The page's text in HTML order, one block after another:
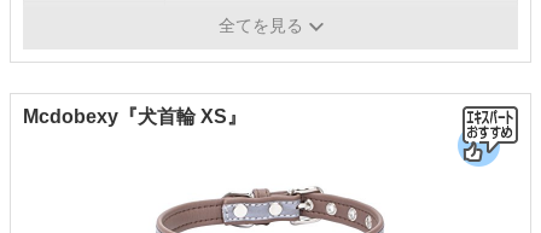
紐：ナイロン、バックル：プラスチック
全てを見る
Mcdobexy『犬首輪 XS』